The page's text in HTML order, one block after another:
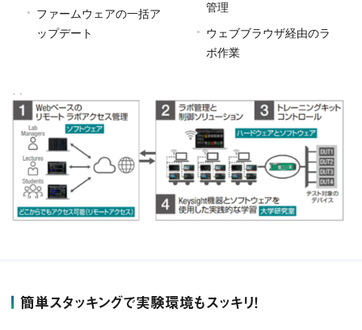
ファームウェアの一括ア
ップデート
管理
ウェブブラウザ経由のラ
ボ作業
簡単スタッキングで実験環境もスッキリ！